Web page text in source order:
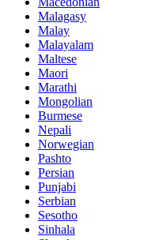
Malagasy
Malay
Malayalam
Maltese
Maori
Marathi
Mongolian
Burmese
Nepali
Norwegian
Pashto
Persian
Punjabi
Serbian
Sesotho
Sinhala